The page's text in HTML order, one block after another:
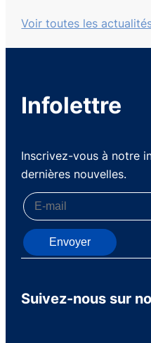
Voir toutes les
Infolettre
Inscrivez-vous à notre
dernières nouvelles.
Envoyer
Suivez-nous sur